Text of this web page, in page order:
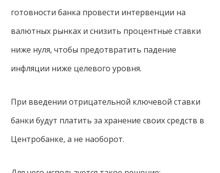
готовности банка провести интервенции на
валютных рынках и снизить процентные ставки
ниже нуля, чтобы предотвратить падение
инфляции ниже целевого уровня.
При введении отрицательной ключевой ставки
банки будут платить за хранение своих средств в
Центробанке, а не наоборот.